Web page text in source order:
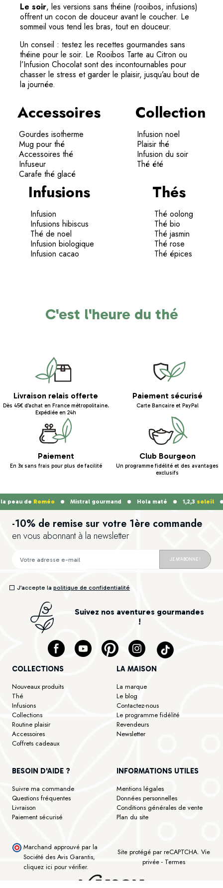
Le soir, les versions sans théine (rooibos, infusions)
offrent un cocon de douceur avant le coucher. Le
sommeil vous tend les bras, tout en douceur.
Un conseil : testez les recettes gourmandes sans
théine pour le soir. Le Rooibos Tarte au Citron ou
l’Infusion Chocolat sont des incontournables pour
chasser le stress et garder le plaisir, jusqu’au bout de
la journée.
Accessoires
Gourdes isotherme
Mug pour thé
Accessoires thé
Infuseur
Carafe thé glacé
Collection
Infusion noel
Plaisir thé
Infusion du soir
Thé été
Infusions
Infusion
Infusions hibiscus
Thé de noel
Infusion biologique
Infusion cacao
Thés
Thé oolong
Thé bio
Thé jasmin
Thé rose
Thé épices
C'est l'heure du thé
Livraison relais offerte
Dès 45€ d’achat en France métropolitaine.
Expédiée en 24h
Paiement sécurisé
Carte Bancaire et PayPal
Paiement
En 3x sans frais pour plus de facilité
Club Bourgeon
Un programme fidélité et des avantages
exclusifs
deRoméo Mistral gourmand Hola maté 1,2,3soleil
-10% de remise sur votre 1ère commande
en vous abonnant à la newsletter
JE M'ABONNE !
J’accepte la politique de confidentialité
Suivez nos aventures gourmandes
!
COLLECTIONS
Nouveaux produits
Thé
Infusions
Collections
Routine plaisir
Accessoires
Coffrets cadeaux
LA MAISON
La marque
Le blog
Contactez-nous
Le programme fidélité
Revendeurs
Newsletter
BESOIN D'AIDE ?
Suivre ma commande
Questions fréquentes
Livraison
Paiement sécurisé
INFORMATIONS UTILES
Mentions légales
Données personnelles
Conditions générales de vente
Plan du site
Marchand approuvé par la
Société des Avis Garantis,
cliquez ici pour vérifier.
Site protégé par reCAPTCHA. Vie
privée - Termes